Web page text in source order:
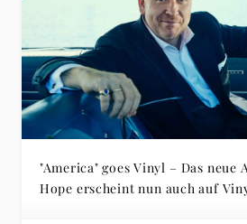
"America" goes Vinyl – Das neue
Hope erscheint nun auch auf